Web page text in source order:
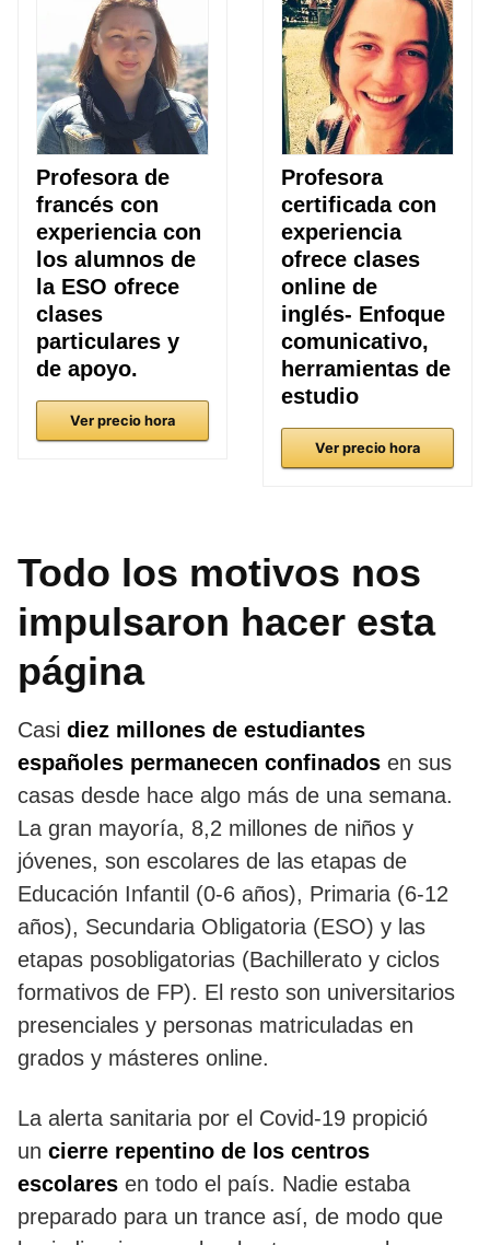
Profesora de
francés con
experiencia con
los alumnos de
la ESO ofrece
clases
particulares y
de apoyo.
Ver precio hora
Profesora
certificada con
experiencia
ofrece clases
online de
inglés- Enfoque
comunicativo,
herramientas de
estudio
Ver precio hora
Todo los motivos nos
impulsaron hacer esta
página
Casi diez millones de estudiantes
españoles permanecen confinados en sus
casas desde hace algo más de una semana.
La gran mayoría, 8,2 millones de niños y
jóvenes, son escolares de las etapas de
Educación Infantil (0-6 años), Primaria (6-12
años), Secundaria Obligatoria (ESO) y las
etapas posobligatorias (Bachillerato y ciclos
formativos de FP). El resto son universitarios
presenciales y personas matriculadas en
grados y másteres online.
La alerta sanitaria por el Covid-19 propició
un cierre repentino de los centros
escolares en todo el país. Nadie estaba
preparado para un trance así, de modo que